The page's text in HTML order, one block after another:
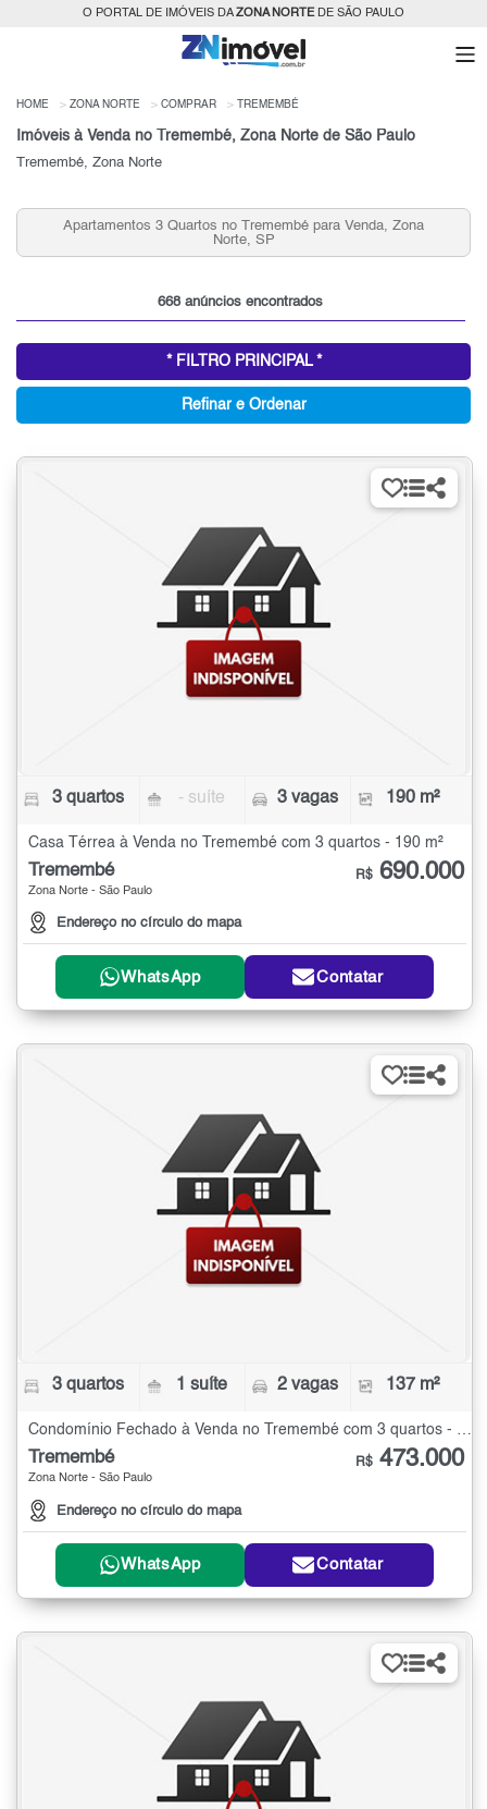
O PORTAL DE IMÓVEIS DAZONA NORTEDE SÃO PAULO
HOME ZONA NORTE COMPRAR TREMEMBÉ
Imóveis à Venda no Tremembé, Zona Norte de São Paulo
Tremembé, Zona Norte
Tremembé para Venda, Zona
Condomínios Fechados 3
668 anúncios encontrados
* FILTRO PRINCIPAL *
Refinar e Ordenar
3 quartos - suíte 3 vagas 190 m²
Casa Térrea à Venda no Tremembé com 3 quartos - 190 m²
Tremembé
Zona Norte - São Paulo
Endereço no círculo do mapa
R$ 690.000
WhatsApp Contatar
3 quartos 1 suíte 2 vagas 137 m²
Condomínio Fechado à Venda no Tremembé com 3 quartos - 137 m²
Tremembé
Zona Norte - São Paulo
Endereço no círculo do mapa
R$ 473.000
WhatsApp Contatar